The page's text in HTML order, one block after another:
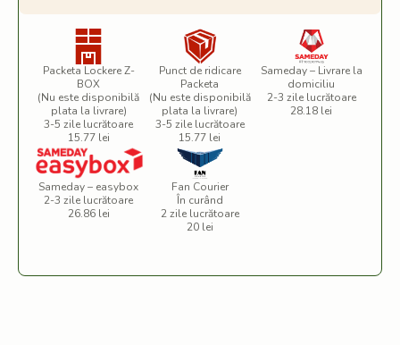
Packeta Lockere Z-
BOX
(Nu este disponibilă
plata la livrare)
3-5 zile lucrătoare
15.77 lei
Punct de ridicare
Packeta
(Nu este disponibilă
plata la livrare)
3-5 zile lucrătoare
15.77 lei
Sameday – Livrare la
domiciliu
2-3 zile lucrătoare
28.18 lei
Sameday – easybox
2-3 zile lucrătoare
26.86 lei
Fan Courier
În curând
2 zile lucrătoare
20 lei